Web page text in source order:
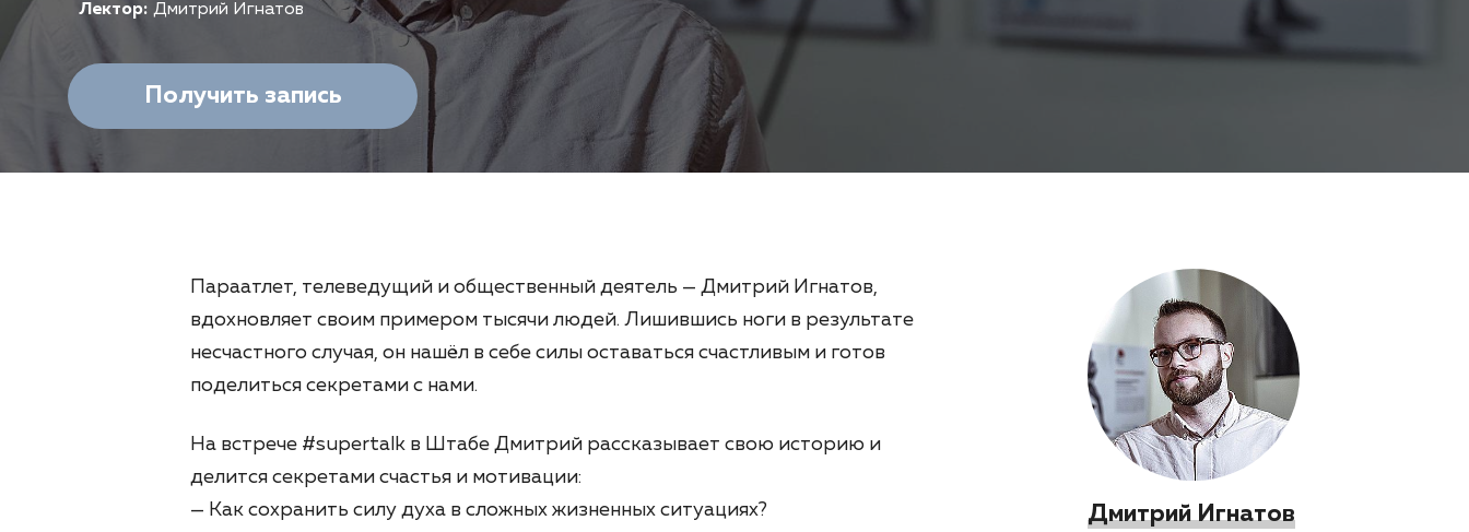
Лектор: Дмитрий Игнатов
Получить запись
Параатлет, телеведущий и общественный деятель — Дмитрий Игнатов,
вдохновляет своим примером тысячи людей. Лишившись ноги в результате
несчастного случая, он нашёл в себе силы оставаться счастливым и готов
поделиться секретами с нами.
На встрече #supertalk в Штабе Дмитрий рассказывает свою историю и
делится секретами счастья и мотивации:
— Как сохранить силу духа в сложных жизненных ситуациях?
Дмитрий Игнатов